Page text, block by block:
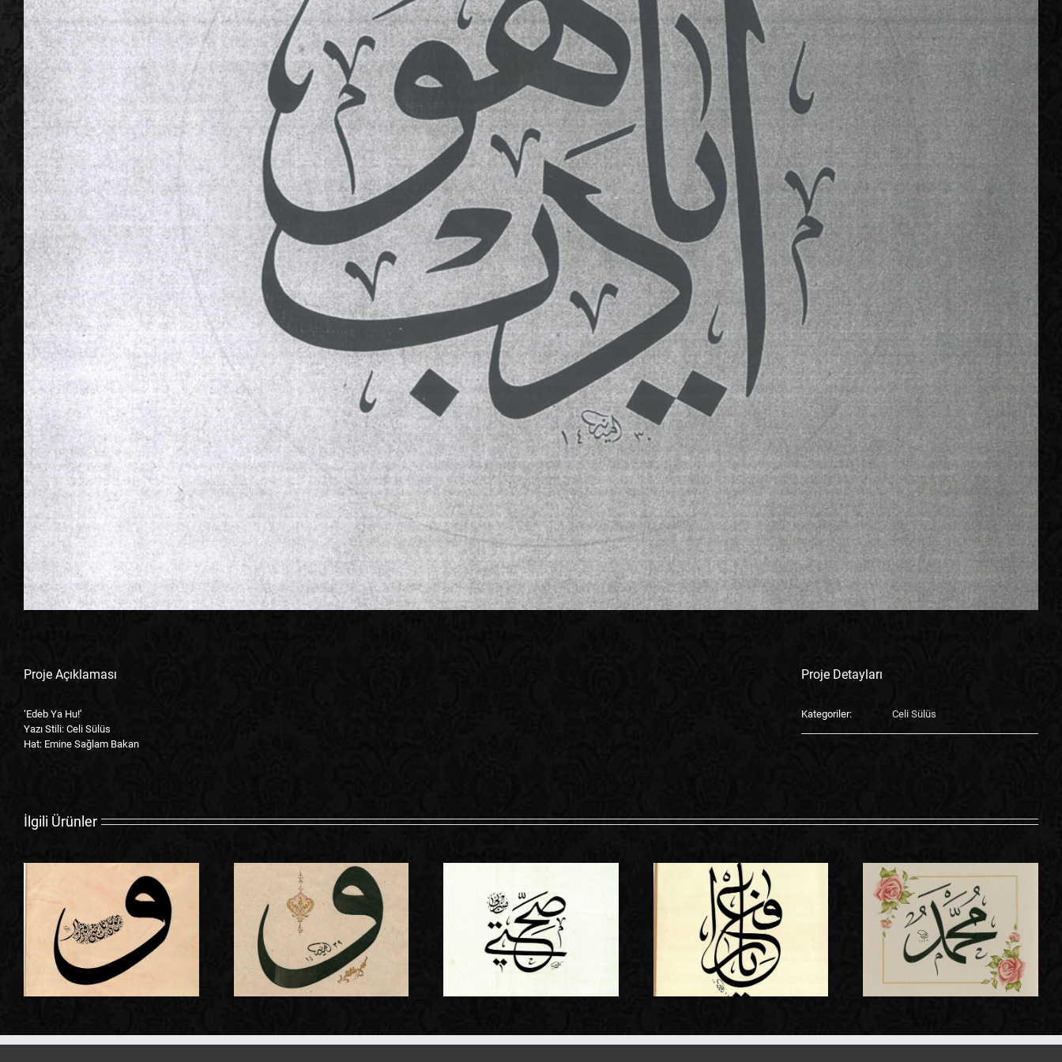
Proje Açıklaması
‘Edeb Ya Hu!’
Yazı Stili: Celi Sülüs
Hat: Emine Sağlam Bakan
Proje Detayları
Kategoriler: Celi Sülüs
İlgili Ürünler